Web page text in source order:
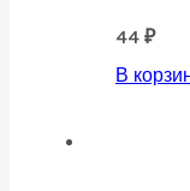
44 ₽
В